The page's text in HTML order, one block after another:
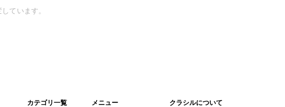
ています。
カテゴリ一覧 メニュー クラシルについて